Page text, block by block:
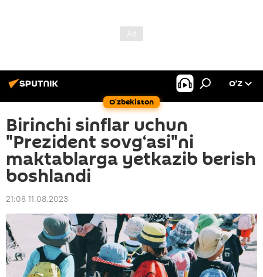
O‘zbekiston
O’Z
Birinchi sinflar uchun
"Prezident sovg‘asi"ni
maktablarga yetkazib berish
boshlandi
21:08 11.08.2023